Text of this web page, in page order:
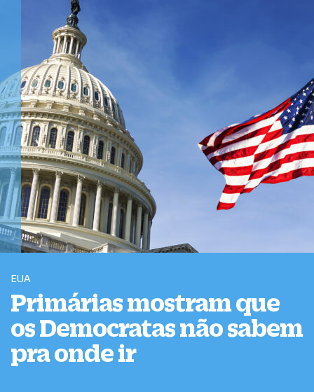
EUA
Primárias mostram que
os Democratas não sabem
pra onde ir